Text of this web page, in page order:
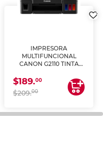
IMPRESORA
MULTIFUNCIONAL
CANON G2110 TINTA
$189.00
$209.00